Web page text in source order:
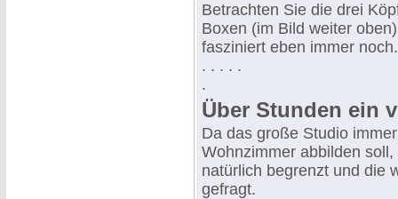
Betrachten Sie die drei
Boxen (im Bild weiter
fasziniert eben immer
. . . . .
.
Über Stunden ein
Da das große Studio
Wohnzimmer abbilden
natürlich begrenzt und die
gefragt.